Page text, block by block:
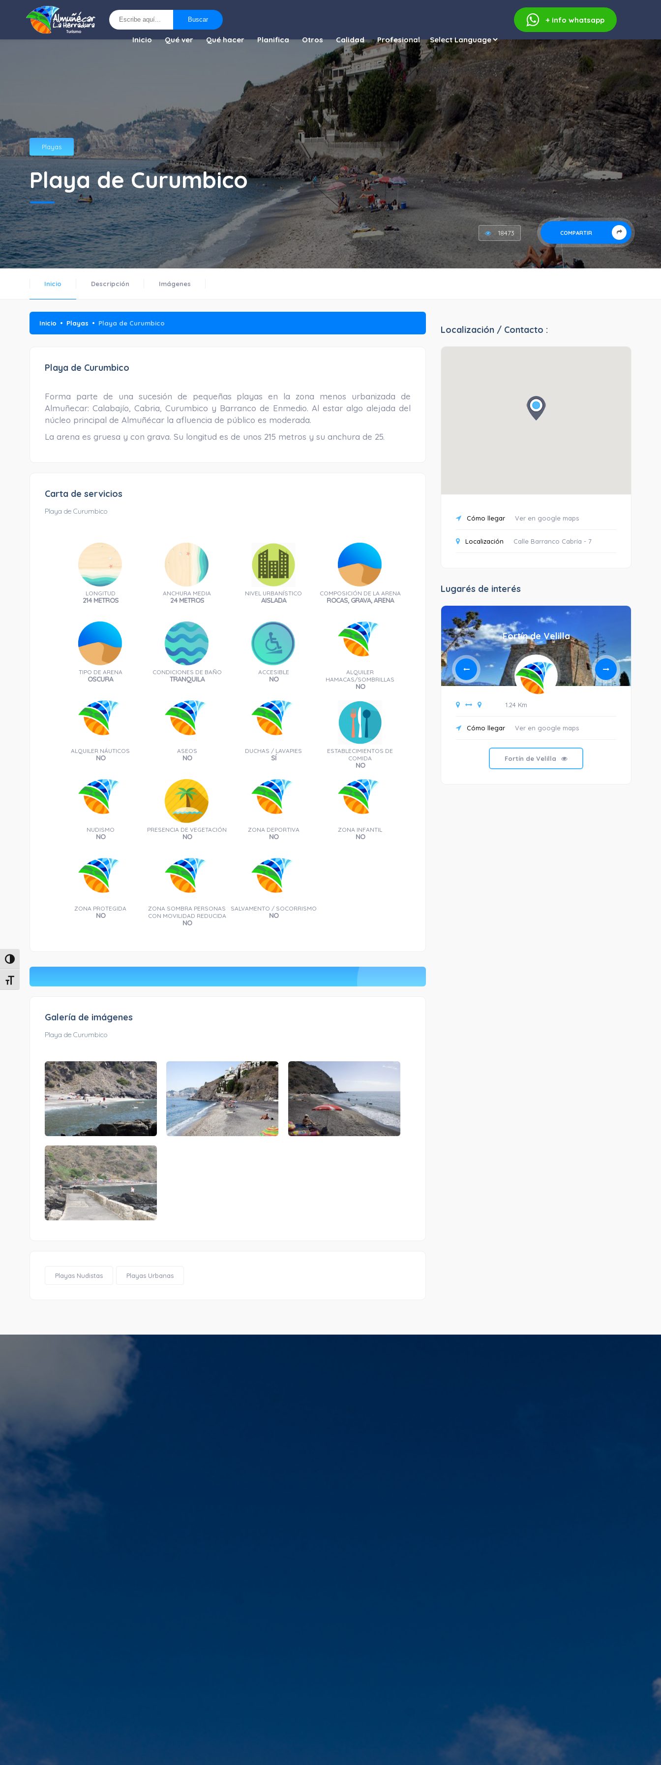
Alternar alto contraste
Alternar tamaño de letra
Buscar + info whatsapp
Inicio Qué ver Qué hacer Planifica Otros Calidad Profesional
Playas
Playa de Curumbico
COMPARTIR
18473
Inicio Descripción Imágenes
Inicio Playas Playa de Curumbico
Playa de Curumbico
Forma parte de una sucesión de pequeñas playas en la zona menos urbanizada de
Almuñecar: Calabajío, Cabria, Curumbico y Barranco de Enmedio. Al estar algo alejada del
núcleo principal de Almuñécar la afluencia de público es moderada.
La arena es gruesa y con grava. Su longitud es de unos 215 metros y su anchura de 25.
Carta de servicios
Playa de Curumbico
LONGITUD
214 METROS
ANCHURA MEDIA
24 METROS
NIVEL URBANÍSTICO
AISLADA
COMPOSICIÓN DE LA ARENA
ROCAS, GRAVA, ARENA
TIPO DE ARENA
OSCURA
CONDICIONES DE BAÑO
TRANQUILA
ACCESIBLE
NO
ALQUILER
HAMACAS/SOMBRILLAS
NO
ALQUILER NÁUTICOS
NO
ASEOS
NO
DUCHAS / LAVAPIES
SÍ
ESTABLECIMIENTOS DE
COMIDA
NO
NUDISMO
NO
PRESENCIA DE VEGETACIÓN
NO
ZONA DEPORTIVA
NO
ZONA INFANTIL
NO
ZONA PROTEGIDA
NO
ZONA SOMBRA PERSONAS
CON MOVILIDAD REDUCIDA
NO
SALVAMENTO / SOCORRISMO
NO
Galería de imágenes
Playa de Curumbico
Playas Nudistas Playas Urbanas
Localización / Contacto :
Cómo llegar Ver en google maps
Localización Calle Barranco Cabría - 7
Lugarés de interés
Torre de Enmedio
Cómo llegar Ver en google maps
Torre de Enmedio
Fortín de Velilla
1.24 Km
Cómo llegar Ver en google maps
Fortín de Velilla